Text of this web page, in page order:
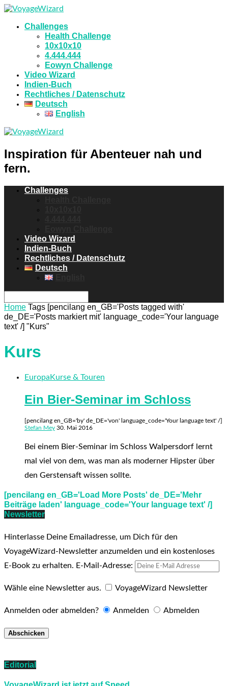
Challenges
Health Challenge
10x10x10
4.444.444
Eowyn Challenge
Video Wizard
Indien-Buch
Rechtliches / Datenschutz
Deutsch
English
Inspiration für Abenteuer nah und
fern.
Challenges
Video Wizard
Indien-Buch
Rechtliches / Datenschutz
Deutsch
Home Tags [pencilang en_GB='Posts tagged with'
de_DE='Posts markiert mit' language_code='Your language
text' /] "Kurs"
Kurs
Europa Kurse & Touren
Ein Bier-Seminar im Schloss
[pencilang en_GB='by' de_DE='von' language_code='Your language text' /]
Stefan Mey 30. Mai 2016
Bei einem Bier-Seminar im Schloss Walpersdorf lernt
mal viel von dem, was man als moderner Hipster über
den Gerstensaft wissen sollte.
[pencilang en_GB='Load More Posts' de_DE='Mehr
Beiträge laden' language_code='Your language text' /]
Newsletter
Hinterlasse Deine Emailadresse, um Dich für den
VoyageWizard-Newsletter anzumelden und ein kostenloses
E-Book zu erhalten. E-Mail-Adresse:
Wähle eine Newsletter aus. VoyageWizard Newsletter
Anmelden oder abmelden? Anmelden Abmelden
Editorial